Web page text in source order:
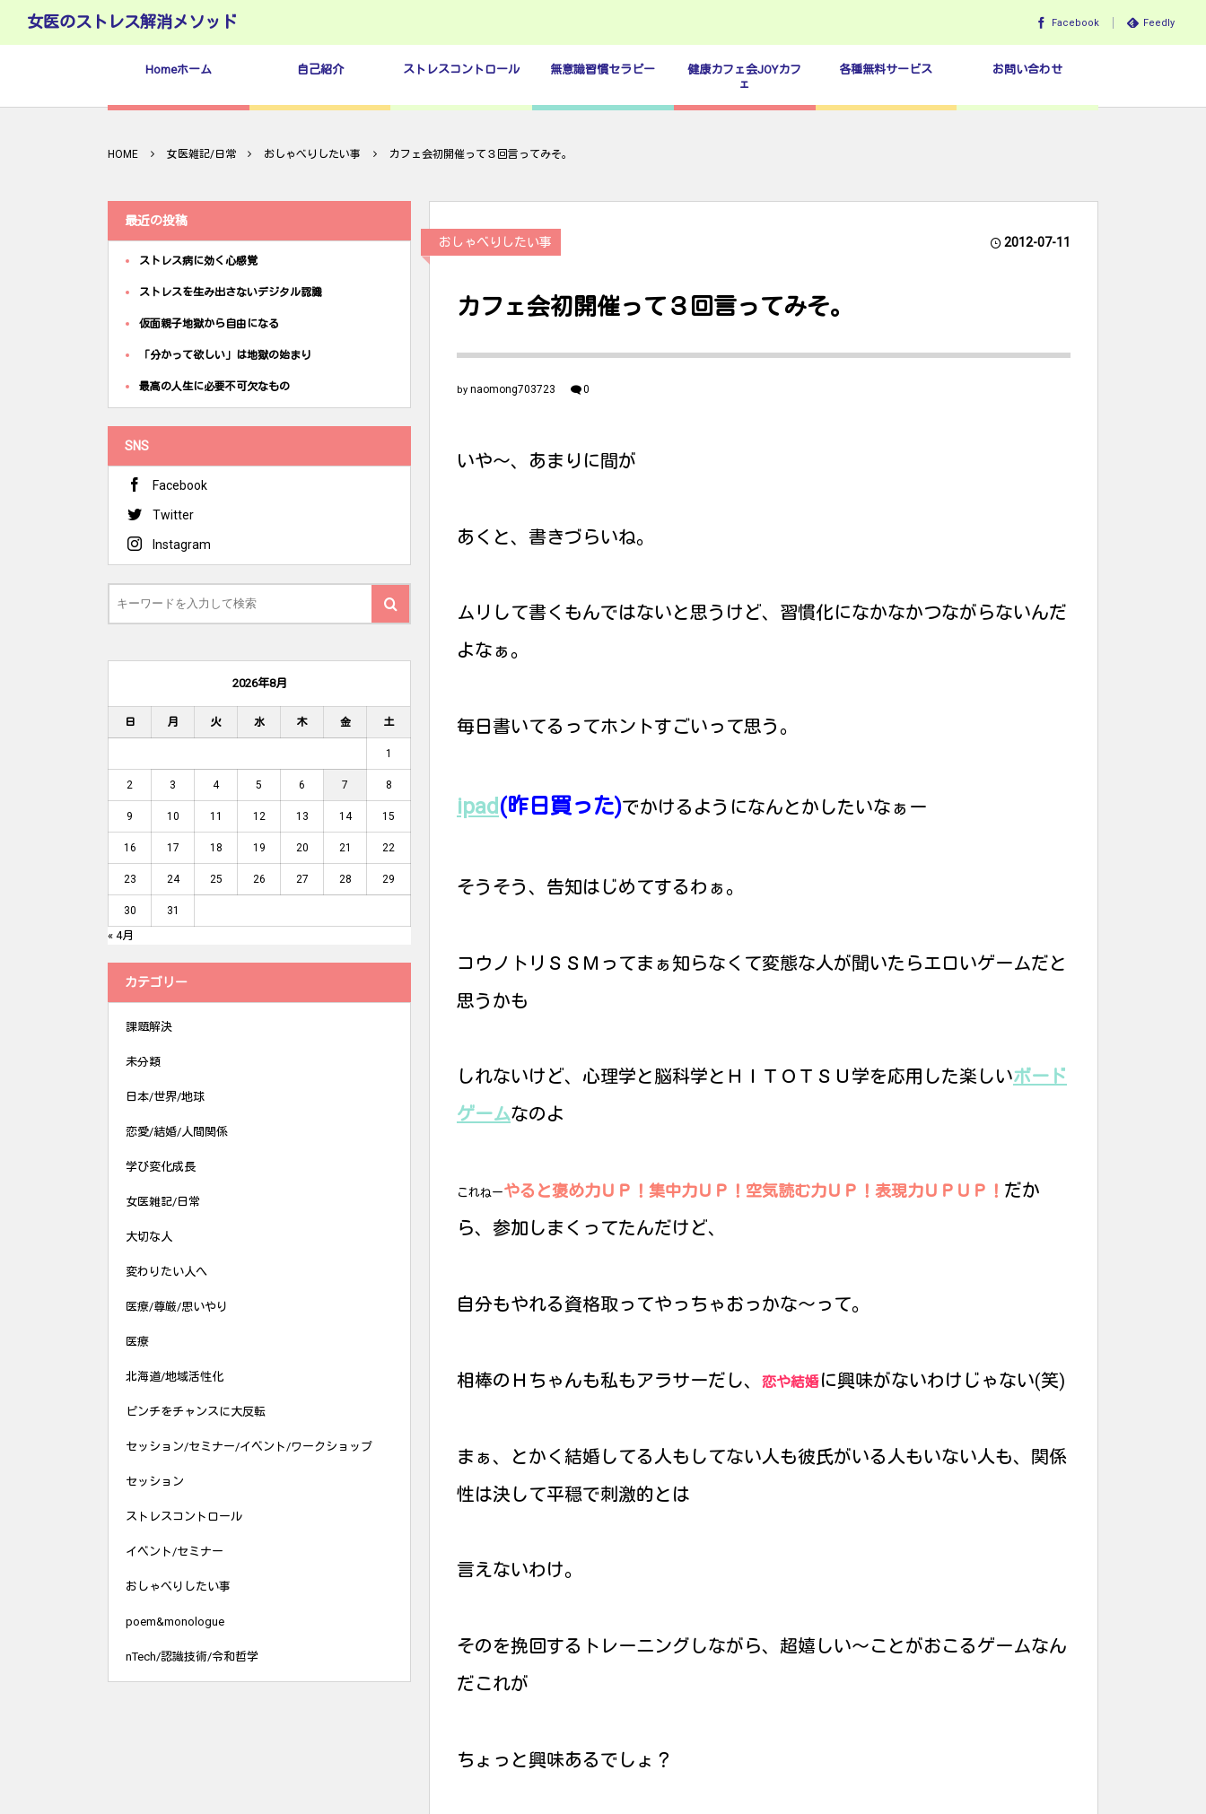
女医のストレス解消メソッド Facebook Feedly
Homeホーム 自己紹介 ストレスコントロール 無意識習慣セラピー
健康カフェ会JOYカフ
ェ
各種無料サービス お問い合わせ
HOME 女医雑記/日常 おしゃべりしたい事 カフェ会初開催って３回言ってみそ。
おしゃべりしたい事 2012-07-11
カフェ会初開催って３回言ってみそ。
by naomong703723 0
いや〜、あまりに間が
あくと、書きづらいね。
ムリして書くもんではないと思うけど、習慣化になかなかつながらないんだ
よなぁ。
毎日書いてるってホントすごいって思う。
ipad (昨日買った)でかけるようになんとかしたいなぁー
そうそう、告知はじめてするわぁ。
コウノトリＳＳＭってまぁ知らなくて変態な人が聞いたらエロいゲームだと
思うかも
しれないけど、心理学と脳科学とＨＩＴＯＴＳＵ学を応用した楽しいボード
ゲームなのよ
これねーやると褒め力ＵＰ！集中力ＵＰ！空気読む力ＵＰ！表現力ＵＰＵＰ！ だか
ら、参加しまくってたんだけど、
自分もやれる資格取ってやっちゃおっかな〜って。
相棒のＨちゃんも私もアラサーだし、 恋や結婚に興味がないわけじゃない(笑)
まぁ、とかく結婚してる人もしてない人も彼氏がいる人もいない人も、関係
性は決して平穏で刺激的とは
言えないわけ。
そのを挽回するトレーニングしながら、超嬉しい〜ことがおこるゲームなん
だこれが
ちょっと興味あるでしょ？
最近の投稿
ストレス病に効く心感覚
ストレスを生み出さないデジタル認識
仮面親子地獄から自由になる
「分かって欲しい」は地獄の始まり
最高の人生に必要不可欠なもの
SNS
Facebook
Twitter
Instagram
2026年8月
日 月 火 水 木 金 土
1
2 3 4 5 6 7 8
9 10 11 12 13 14 15
16 17 18 19 20 21 22
23 24 25 26 27 28 29
30 31
« 4月
カテゴリー
課題解決
未分類
日本/世界/地球
恋愛/結婚/人間関係
学び変化成長
女医雑記/日常
大切な人
変わりたい人へ
医療/尊厳/思いやり
医療
北海道/地域活性化
ピンチをチャンスに大反転
セッション/セミナー/イベント/ワークショップ
セッション
ストレスコントロール
イベント/セミナー
おしゃべりしたい事
poem&monologue
nTech/認識技術/令和哲学